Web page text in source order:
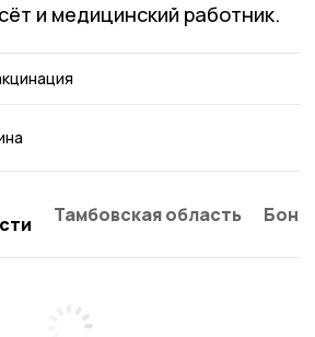
и медицинский работник.
Тамбовская область